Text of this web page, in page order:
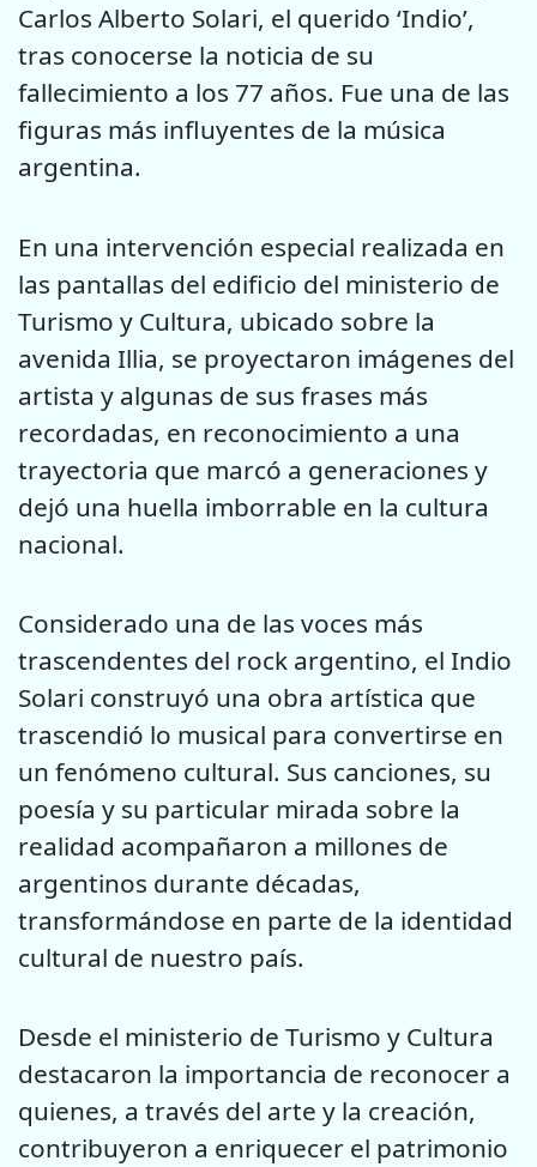
Carlos Alberto Solari, el querido ‘Indio’,
tras conocerse la noticia de su
fallecimiento a los 77 años. Fue una de las
figuras más influyentes de la música
argentina.
En una intervención especial realizada en
las pantallas del edificio del ministerio de
Turismo y Cultura, ubicado sobre la
avenida Illia, se proyectaron imágenes del
artista y algunas de sus frases más
recordadas, en reconocimiento a una
trayectoria que marcó a generaciones y
dejó una huella imborrable en la cultura
nacional.
Considerado una de las voces más
trascendentes del rock argentino, el Indio
Solari construyó una obra artística que
trascendió lo musical para convertirse en
un fenómeno cultural. Sus canciones, su
poesía y su particular mirada sobre la
realidad acompañaron a millones de
argentinos durante décadas,
transformándose en parte de la identidad
cultural de nuestro país.
Desde el ministerio de Turismo y Cultura
destacaron la importancia de reconocer a
quienes, a través del arte y la creación,
contribuyeron a enriquecer el patrimonio